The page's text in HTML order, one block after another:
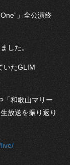
」全公演終
した。
いたGLIM
「和歌山マリー
放送を振り返り